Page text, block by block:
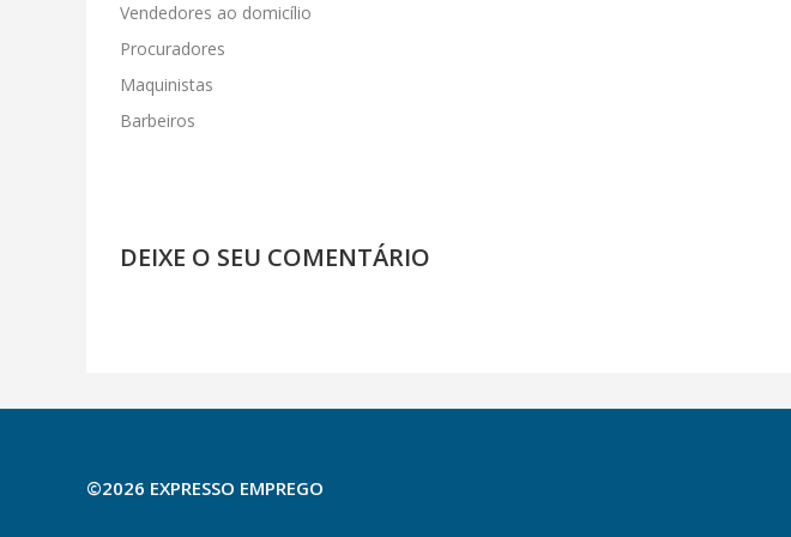
Vendedores ao domicílio
Procuradores
Maquinistas
Barbeiros
DEIXE O SEU COMENTÁRIO
©2026 EXPRESSO EMPREGO